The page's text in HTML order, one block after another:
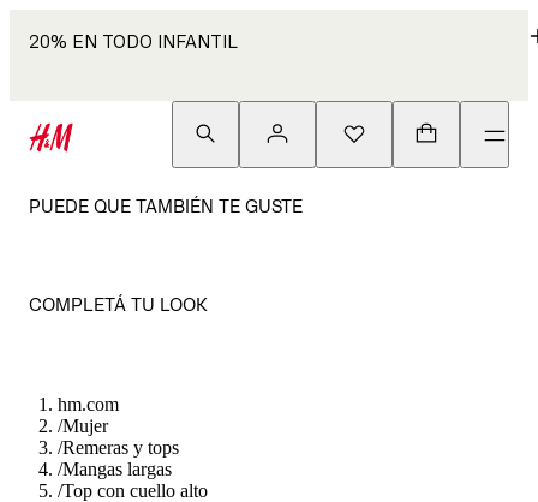
20% EN TODO INFANTIL
PUEDE QUE TAMBIÉN TE GUSTE
COMPLETÁ TU LOOK
hm.com
/Mujer
/Remeras y tops
/Mangas largas
/Top con cuello alto